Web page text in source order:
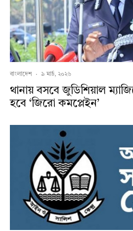
বাংলাদেশ · ৯ মার্চ, ২০২৬
থানায় বসবে জুডিশিয়াল
হবে ‘জিরো কমপ্লেইন’